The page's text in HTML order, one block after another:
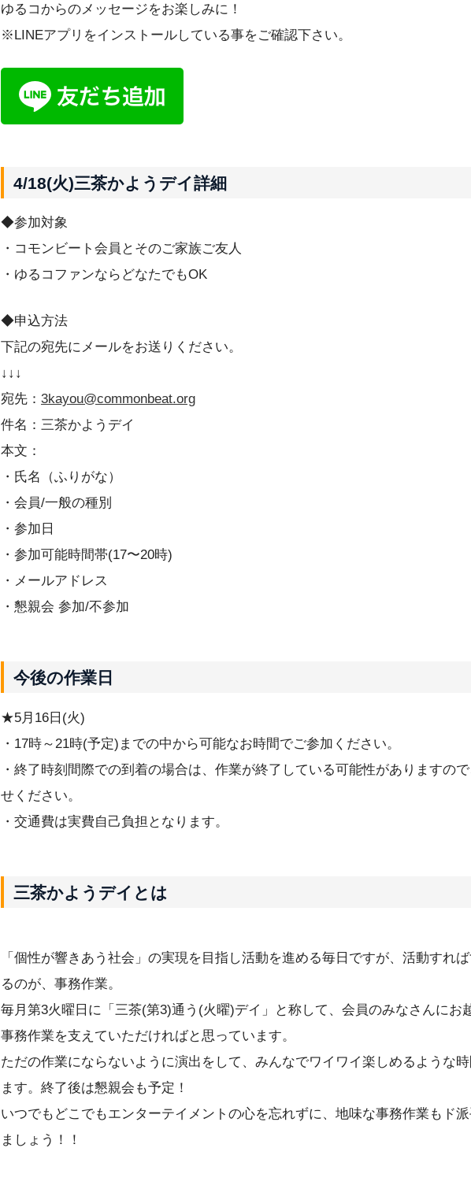
ゆるコからのメッセージをお楽しみに！
※LINEアプリをインストールしている事をご確認下さい。
4/18(火)三茶かようデイ詳細
◆参加対象
・コモンビート会員とそのご家族ご友人
・ゆるコファンならどなたでもOK
◆申込方法
下記の宛先にメールをお送りください。
↓↓↓
宛先： 3kayou@commonbeat.org
件名：三茶かようデイ
本文：
・氏名（ふりがな）
・会員/一般の種別
・参加日
・参加可能時間帯(17〜20時)
・メールアドレス
・懇親会 参加/不参加
今後の作業日
★5月16日(火)
・17時～21時(予定)までの中から可能なお時間でご参加ください。
・終了時刻間際での到着の場合は、作業が終了している可能性がありますの
せください。
・交通費は実費自己負担となります。
三茶かようデイとは
「個性が響きあう社会」の実現を目指し活動を進める毎日ですが、活動すれ
るのが、事務作業。
毎月第3火曜日に「三茶(第3)通う(火曜)デイ」と称して、会員のみなさんにお
事務作業を支えていただければと思っています。
ただの作業にならないように演出をして、みんなでワイワイ楽しめるような
ます。終了後は懇親会も予定！
いつでもどこでもエンターテイメントの心を忘れずに、地味な事務作業もド
ましょう！！